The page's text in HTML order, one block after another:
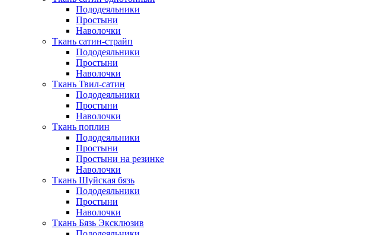
Пододеяльники
Простыни
Наволочки
Ткань сатин-страйп
Пододеяльники
Простыни
Наволочки
Ткань Твил-сатин
Пододеяльники
Простыни
Наволочки
Ткань поплин
Пододеяльники
Простыни
Простыни на резинке
Наволочки
Ткань Шуйская бязь
Пододеяльники
Простыни
Наволочки
Ткань Бязь Эксклюзив